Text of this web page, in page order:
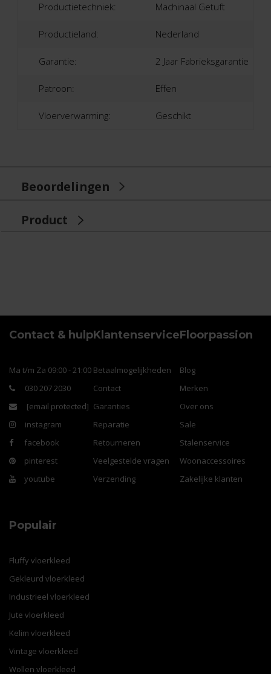
Beoordelingen
Product
Productietechniek: Machinaal Getuft
Productieland: Nederland
Garantie: 2 Jaar Fabrieksgarantie
Patroon: Effen
Vloerverwarming: Geschikt
Contact & hulp
Ma t/m Za 09:00 - 21:00
030 207 2030
[email protected]
instagram
facebook
pinterest
youtube
Klantenservice
Betaalmogelijkheden
Contact
Garanties
Reparatie
Retourneren
Veelgestelde vragen
Verzending
Floorpassion
Blog
Merken
Over ons
Sale
Stalenservice
Woonaccessoires
Zakelijke klanten
Populair
Fluffy vloerkleed
Gekleurd vloerkleed
Industrieel vloerkleed
Jute vloerkleed
Kelim vloerkleed
Vintage vloerkleed
Wollen vloerkleed